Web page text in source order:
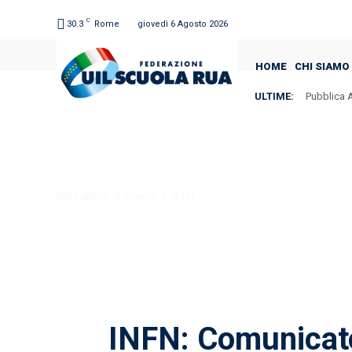
30.3 C Rome giovedì 6 Agosto 2026
HOME CHI SIAMO
ULTIME: Pubblica
INFN: